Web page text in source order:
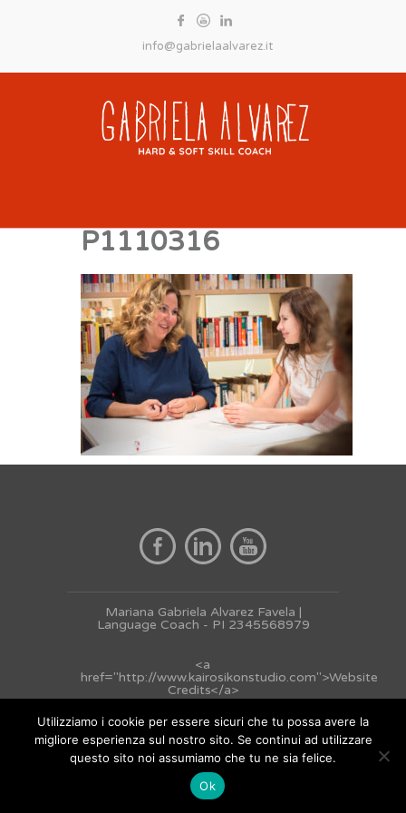
info@gabrielaalvarez.it
P1110316
Mariana Gabriela Alvarez Favela |
Language Coach - PI 2345568979
<a
href="http://www.kairosikonstudio.com">Website
Credits</a>
Utilizziamo i cookie per essere sicuri che tu possa avere la
migliore esperienza sul nostro sito. Se continui ad utilizzare
questo sito noi assumiamo che tu ne sia felice.
Ok